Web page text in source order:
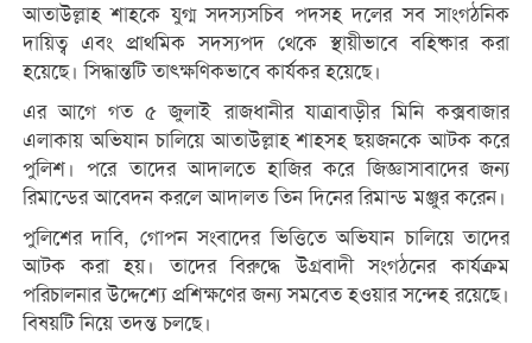
আতাউল্লাহ শাহকে যুগ্ম সদস্যসচিব পদসহ দলের সব সাংগঠনিক
দায়িত্ব এবং প্রাথমিক সদস্যপদ থেকে স্থায়ীভাবে বহিষ্কার করা
হয়েছে। সিদ্ধান্তটি তাৎক্ষণিকভাবে কার্যকর হয়েছে।
এর আগে গত ৫ জুলাই রাজধানীর যাত্রাবাড়ীর মিনি কক্সবাজার
এলাকায় অভিযান চালিয়ে আতাউল্লাহ শাহসহ ছয়জনকে আটক করে
পুলিশ। পরে তাদের আদালতে হাজির করে জিজ্ঞাসাবাদের জন্য
রিমান্ডের আবেদন করলে আদালত তিন দিনের রিমান্ড মঞ্জুর করেন।
পুলিশের দাবি, গোপন সংবাদের ভিত্তিতে অভিযান চালিয়ে তাদের
আটক করা হয়। তাদের বিরুদ্ধে উগ্রবাদী সংগঠনের কার্যক্রম
পরিচালনার উদ্দেশ্যে প্রশিক্ষণের জন্য সমবেত হওয়ার সন্দেহ রয়েছে।
বিষয়টি নিয়ে তদন্ত চলছে।